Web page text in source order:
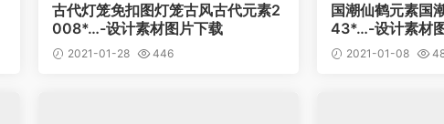
古代灯笼免扣图灯笼古风古代元素2
008*…-设计素材图片下载
2021-01-28 446
国潮仙鹤元素国
43*…-设计素材
2021-01-08